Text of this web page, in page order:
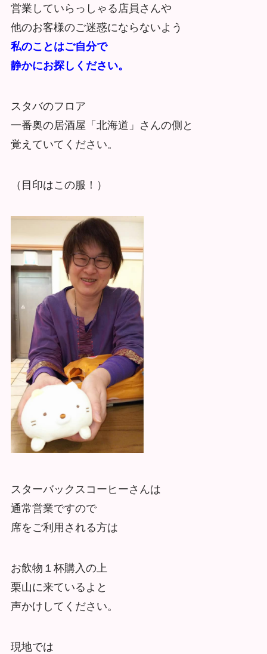
営業していらっしゃる店員さんや
他のお客様のご迷惑にならないよう
私のことはご自分で
静かにお探しください。
スタバのフロア
一番奥の居酒屋「北海道」さんの側と
覚えていてください。
（目印はこの服！）
スターバックスコーヒーさんは
通常営業ですので
席をご利用される方は
お飲物１杯購入の上
栗山に来ているよと
声かけしてください。
現地では